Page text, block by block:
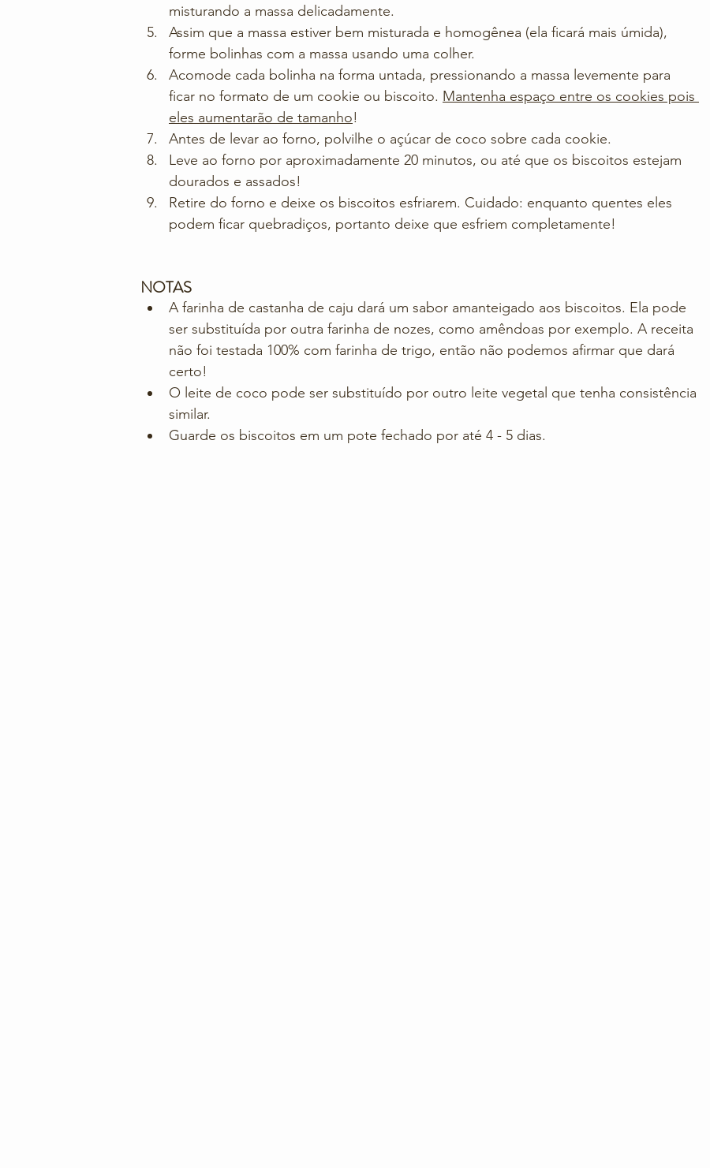
misturando a massa delicadamente.
Assim que a massa estiver bem misturada e homogênea (ela ficará mais úmida),
forme bolinhas com a massa usando uma colher.
Acomode cada bolinha na forma untada, pressionando a massa levemente para
ficar no formato de um cookie ou biscoito. Mantenha espaço entre os cookies pois
eles aumentarão de tamanho!
Antes de levar ao forno, polvilhe o açúcar de coco sobre cada cookie.
Leve ao forno por aproximadamente 20 minutos, ou até que os biscoitos estejam
dourados e assados!
Retire do forno e deixe os biscoitos esfriarem. Cuidado: enquanto quentes eles
podem ficar quebradiços, portanto deixe que esfriem completamente!
NOTAS
A farinha de castanha de caju dará um sabor amanteigado aos biscoitos. Ela pode
ser substituída por outra farinha de nozes, como amêndoas por exemplo. A receita
não foi testada 100% com farinha de trigo, então não podemos afirmar que dará
certo!
O leite de coco pode ser substituído por outro leite vegetal que tenha consistência
similar.
Guarde os biscoitos em um pote fechado por até 4 - 5 dias.